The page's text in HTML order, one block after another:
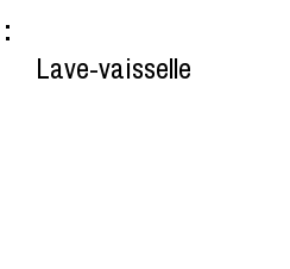
:
Lave-vaisselle